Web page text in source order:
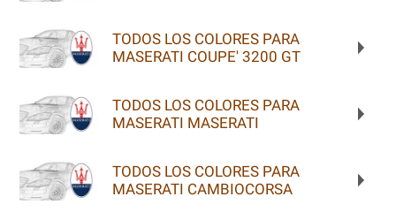
TODOS LOS COLORES PARA
MASERATI COUPE' 3200 GT
TODOS LOS COLORES PARA
MASERATI MASERATI
TODOS LOS COLORES PARA
MASERATI CAMBIOCORSA